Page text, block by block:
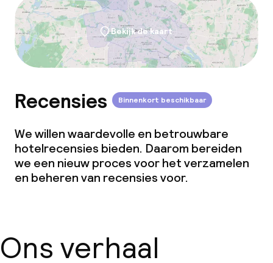
Bekijk de kaart
Recensies Binnenkort beschikbaar
We willen waardevolle en betrouwbare
hotelrecensies bieden. Daarom bereiden
we een nieuw proces voor het verzamelen
en beheren van recensies voor.
Ons verhaal